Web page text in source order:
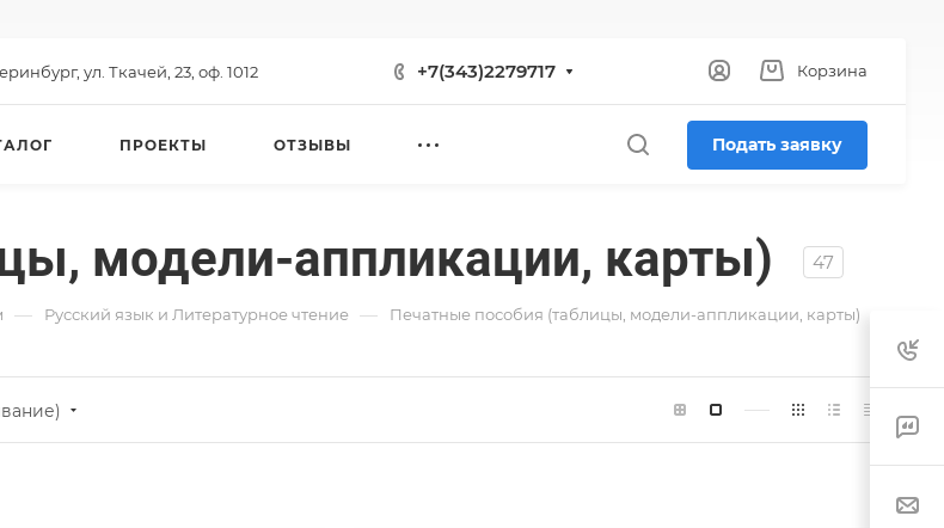
ул. Ткачей, 23, оф. 1012 +7(343)2279717 Корзина
ПРОЕКТЫ ОТЗЫВЫ Подать заявку
модели-аппликации, карты) 47
— Русский язык и Литературное чтение — Печатные пособия (таблицы, модели-аппликации, карты)